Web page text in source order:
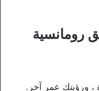
، ورؤيتك عمر آخر.